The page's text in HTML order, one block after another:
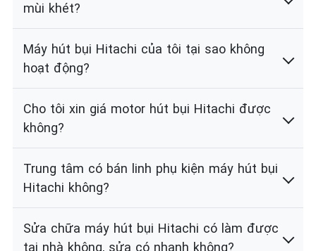
mùi khét?
Máy hút bụi Hitachi của tôi tại sao không
hoạt động?
Cho tôi xin giá motor hút bụi Hitachi được
không?
Trung tâm có bán linh phụ kiện máy hút bụi
Hitachi không?
Sửa chữa máy hút bụi Hitachi có làm được
tại nhà không, sửa có nhanh không?